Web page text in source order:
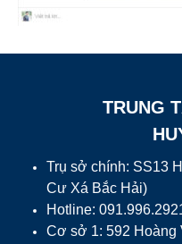
TRUNG
Trụ sở chính: SS13
Cư Xá Bắc Hải)
Hotline:
Cơ sở 1: 592 Hoàng